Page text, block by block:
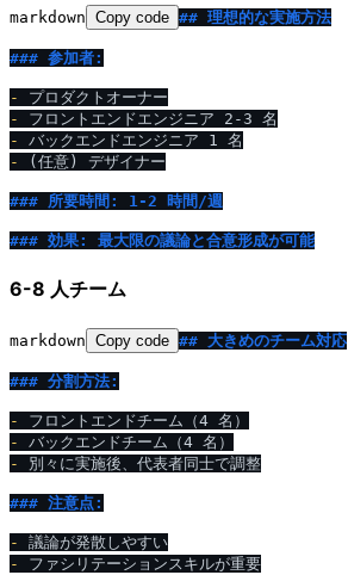
markdown Copy code ## 理想的な実施方法
### 参加者:
-
-
-
-
(任意) デザイナー
### 所要時間: 1-2 時間/週
### 効果: 最大限の議論と合意形成が可能
6-8 人チーム
markdown Copy code ## 大きめのチーム対応
### 分割方法:
-
-
-
別々に実施後、代表者同士で調整
### 注意点:
-
-